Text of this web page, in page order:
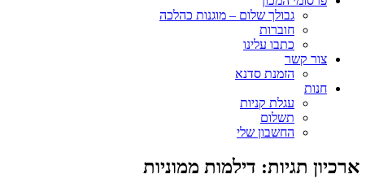
גבולך שלום – מוגנות כהלכה
חוברות
כתבו עלינו
צור קשר
הזמנת סדנא
חנות
עגלת קניות
תשלום
החשבון שלי
ארכיון תגיות: דילמות ממוניות